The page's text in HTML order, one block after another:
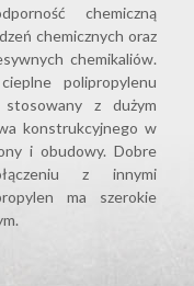
chemiczną
chemicznych oraz
chemikaliów.
polipropylenu
z dużym
konstrukcyjnego w
i obudowy. Dobre
z innymi
ma szerokie